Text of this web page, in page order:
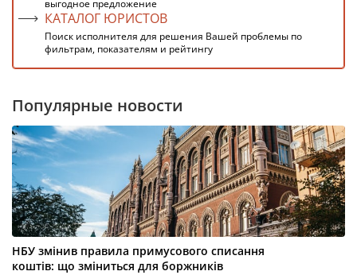
выгодное предложение
КАТАЛОГ ЮРИСТОВ
Поиск исполнителя для решения Вашей проблемы по
фильтрам, показателям и рейтингу
Популярные новости
НБУ змінив правила примусового списання
коштів: що зміниться для боржників